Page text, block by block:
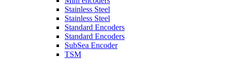
Stainless Steel
Stainless Steel
Standard Encoders
Standard Encoders
SubSea Encoder
TSM